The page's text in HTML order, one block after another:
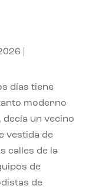
días tiene
moderno
un vecino
vestida de
calles de la
de
de